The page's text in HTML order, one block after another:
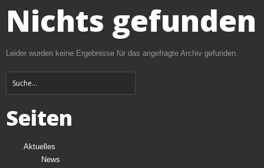
Nichts gefunden
Leider wurden keine Ergebnisse für das angefragte Archiv gefunden.
Seiten
Aktuelles
News